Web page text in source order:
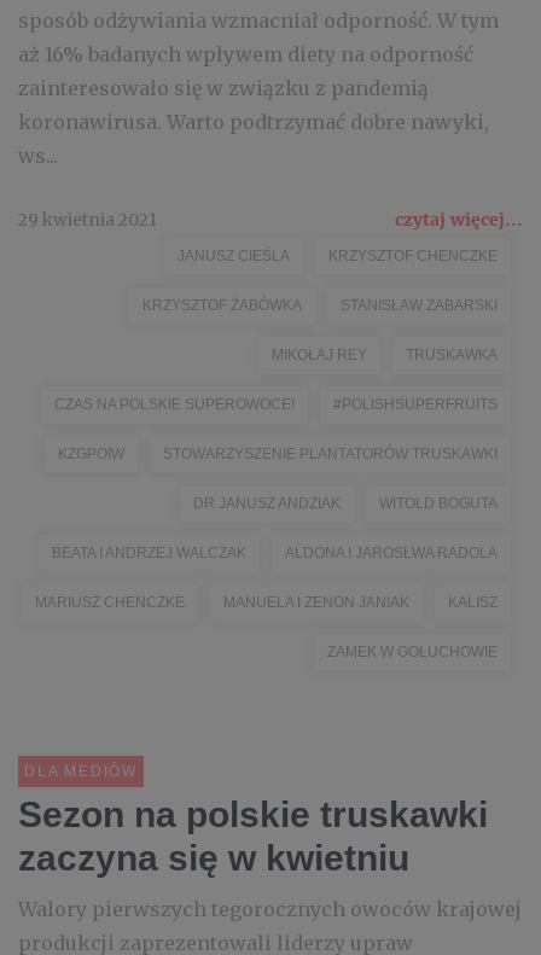
sposób odżywiania wzmacniał odporność. W tym
aż 16% badanych wpływem diety na odporność
zainteresowało się w związku z pandemią
koronawirusa. Warto podtrzymać dobre nawyki,
ws...
29 kwietnia 2021 czytaj więcej...
JANUSZ CIEŚLA KRZYSZTOF CHENCZKE
KRZYSZTOF ŻABÓWKA STANISŁAW ZABARSKI
MIKOŁAJ REY TRUSKAWKA
CZAS NA POLSKIE SUPEROWOCE! #POLISHSUPERFRUITS
KZGPOIW STOWARZYSZENIE PLANTATORÓW TRUSKAWKI
DR JANUSZ ANDZIAK WITOLD BOGUTA
BEATA I ANDRZEJ WALCZAK ALDONA I JAROSŁWA RADOLA
MARIUSZ CHENCZKE MANUELA I ZENON JANIAK KALISZ
ZAMEK W GOŁUCHOWIE
DLA MEDIÓW
Sezon na polskie truskawki
zaczyna się w kwietniu
Walory pierwszych tegorocznych owoców krajowej
produkcji zaprezentowali liderzy upraw